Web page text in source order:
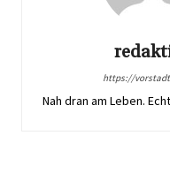
https://
Nah dran am Leben.